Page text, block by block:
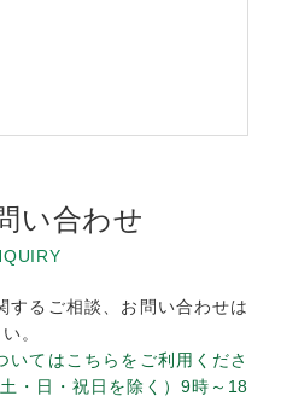
い合わせ
するご相談、お問い合わせは
。
てはこちらをご利用くださ
・日・祝日を除く）9時～18